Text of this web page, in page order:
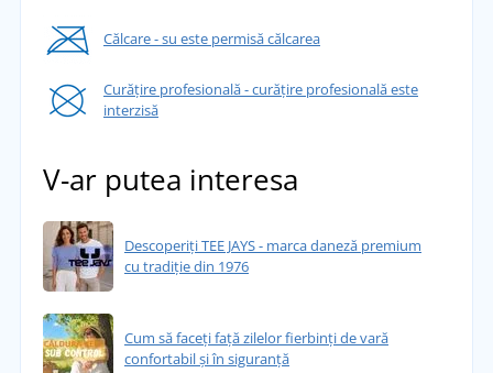
Călcare - su este permisă călcarea
Curățire profesională - curățire profesională este
interzisă
V-ar putea interesa
Descoperiți TEE JAYS - marca daneză premium
cu tradiție din 1976
Cum să faceți față zilelor fierbinți de vară
confortabil și în siguranță